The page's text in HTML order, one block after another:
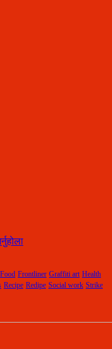
Food Frontliner Graffiti art Health
Recipe Redipe Social work Strike